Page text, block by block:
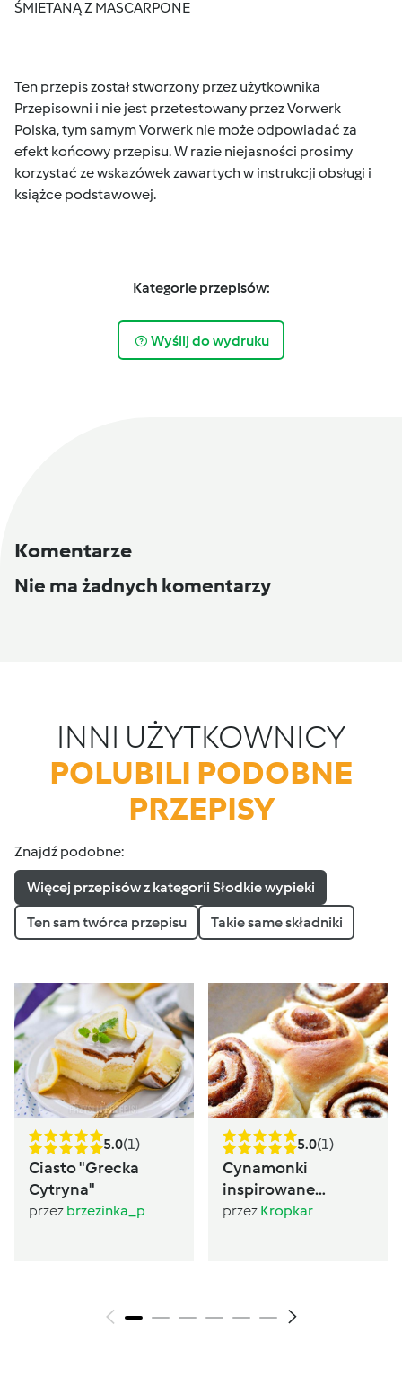
ŚMIETANĄ Z MASCARPONE
Ten przepis został stworzony przez użytkownika
Przepisowni i nie jest przetestowany przez Vorwerk
Polska, tym samym Vorwerk nie może odpowiadać za
efekt końcowy przepisu. W razie niejasności prosimy
korzystać ze wskazówek zawartych w instrukcji obsługi i
książce podstawowej.
Kategorie przepisów:
Wyślij do wydruku
Komentarze
Nie ma żadnych komentarzy
INNI UŻYTKOWNICY
POLUBILI PODOBNE
PRZEPISY
Znajdź podobne:
Więcej przepisów z kategorii Słodkie wypieki
Ten sam twórca przepisu Takie same składniki
5.0(1)
Ciasto "Grecka
Cytryna"
przez brzezinka_p
5.0(1)
Cynamonki
inspirowane
Sugarlady
przez Kropkar